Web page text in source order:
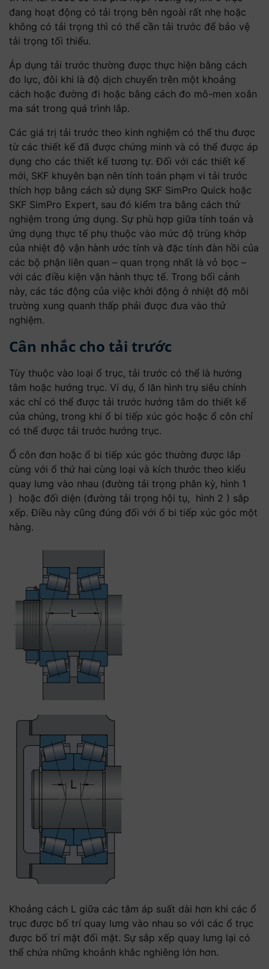
đang hoạt động có tải trọng bên ngoài rất nhẹ hoặc
không có tải trọng thì có thể cần tải trước để bảo vệ
tải trọng tối thiểu.
Áp dụng tải trước thường được thực hiện bằng cách
đo lực, đôi khi là độ dịch chuyển trên một khoảng
cách hoặc đường đi hoặc bằng cách đo mô-men xoắn
ma sát trong quá trình lắp.
Các giá trị tải trước theo kinh nghiệm có thể thu được
từ các thiết kế đã được chứng minh và có thể được áp
dụng cho các thiết kế tương tự. Đối với các thiết kế
mới, SKF khuyên bạn nên tính toán phạm vi tải trước
thích hợp bằng cách sử dụng SKF SimPro Quick hoặc
SKF SimPro Expert, sau đó kiểm tra bằng cách thử
nghiệm trong ứng dụng. Sự phù hợp giữa tính toán và
ứng dụng thực tế phụ thuộc vào mức độ trùng khớp
của nhiệt độ vận hành ước tính và đặc tính đàn hồi của
các bộ phận liên quan – quan trọng nhất là vỏ bọc –
với các điều kiện vận hành thực tế. Trong bối cảnh
này, các tác động của việc khởi động ở nhiệt độ môi
trường xung quanh thấp phải được đưa vào thử
nghiệm.
Cân nhắc cho tải trước
Tùy thuộc vào loại ổ trục, tải trước có thể là hướng
tâm hoặc hướng trục. Ví dụ, ổ lăn hình trụ siêu chính
xác chỉ có thể được tải trước hướng tâm do thiết kế
của chúng, trong khi ổ bi tiếp xúc góc hoặc ổ côn chỉ
có thể được tải trước hướng trục.
Ổ côn đơn hoặc ổ bi tiếp xúc góc thường được lắp
cùng với ổ thứ hai cùng loại và kích thước theo kiểu
quay lưng vào nhau (đường tải trọng phân kỳ, hình 1
) hoặc đối diện (đường tải trọng hội tụ, hình 2 ) sắp
xếp. Điều này cũng đúng đối với ổ bi tiếp xúc góc một
hàng.
Khoảng cách L giữa các tâm áp suất dài hơn khi các ổ
trục được bố trí quay lưng vào nhau so với các ổ trục
được bố trí mặt đối mặt. Sự sắp xếp quay lưng lại có
thể chứa những khoảnh khắc nghiêng lớn hơn.